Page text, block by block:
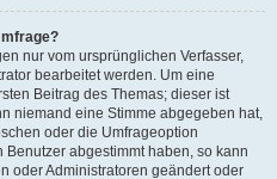
nur vom ursprünglichen Verfasser,
bearbeitet werden. Um eine
Beitrag des Themas; dieser ist
niemand eine Stimme abgegeben hat,
oder die Umfrageoption
abgestimmt haben, so kann
oder Administratoren geändert oder